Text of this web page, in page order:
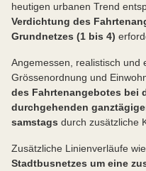
heutigen urbanen Trend
Verdichtung des
Grundnetzes (1 bis 4)
Angemessen, realistisch und
Grössenordnung und
des Fahrtenangebotes bei
durchgehenden
samstags durch zusätzliche
Zusätzliche Linienverläufe
Stadtbusnetzes um eine